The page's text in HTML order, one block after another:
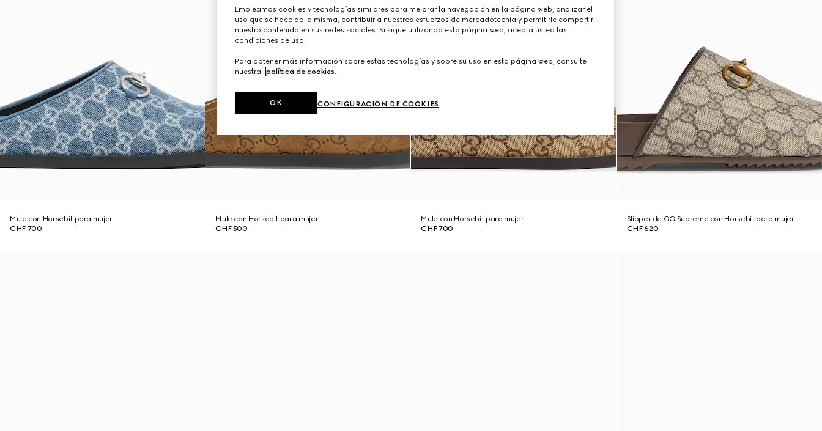
Mule con Horsebit para mujer
CHF 700
Mule con Horsebit para mujer
CHF 500
Mule con Horsebit para mujer
CHF 700
Slipper de GG Supreme con Horsebit para mujer
CHF 620
Empleamos cookies y tecnologías similares para mejorar la navegación en la página web, analizar el
uso que se hace de la misma, contribuir a nuestros esfuerzos de mercadotecnia y permitirle compartir
nuestro contenido en sus redes sociales. Si sigue utilizando esta página web, acepta usted las
condiciones de uso.
Para obtener más información sobre estas tecnologías y sobre su uso en esta página web, consulte
nuestra
política de cookies.
CONFIGURACIÓN DE COOKIES
OK